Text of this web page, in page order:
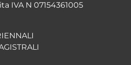
IVA N 07154361005